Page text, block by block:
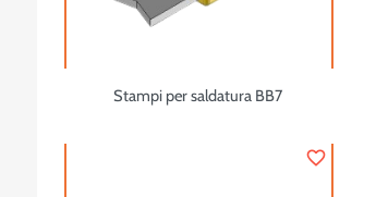
Stampi per saldatura BB7
favorite_border